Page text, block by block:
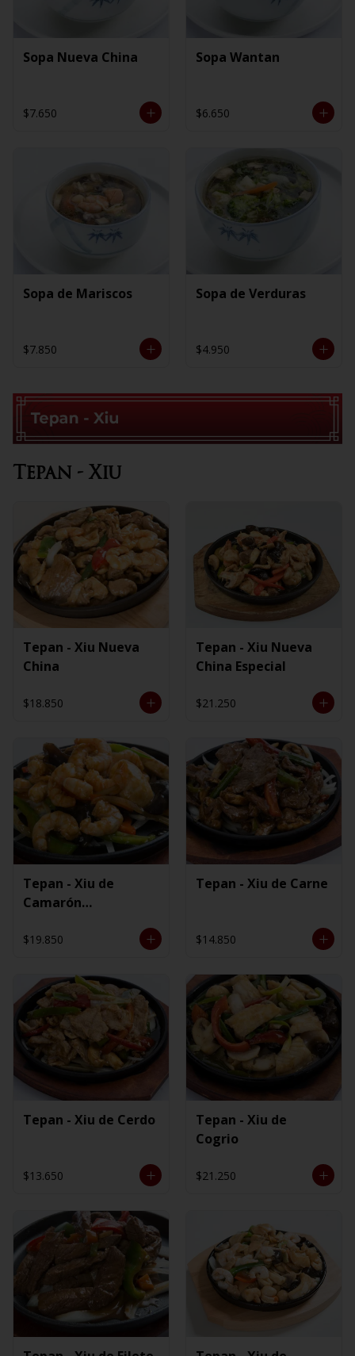
Sopa Nueva China
$7.650
Sopa Wantan
$6.650
Sopa de Mariscos
$7.850
Sopa de Verduras
$4.950
Tepan - Xiu
Tepan - Xiu Nueva
China
$18.850
Tepan - Xiu Nueva
China Especial
$21.250
Tepan - Xiu de
Camarón
$19.850
Tepan - Xiu de Carne
$14.850
Tepan - Xiu de Cerdo
$13.650
Tepan - Xiu de
Cogrio
$21.250